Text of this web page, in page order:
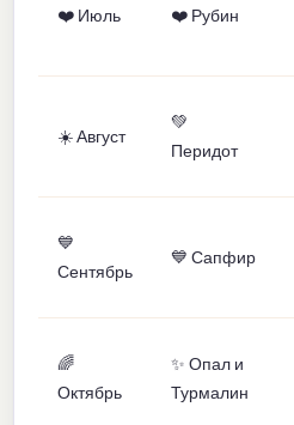
❤️ Июль ❤️ Рубин
☀️ Август
💚
Перидот
💙
Сентябрь
💙 Сапфир
🌈
Октябрь
✨ Опал и
Турмалин